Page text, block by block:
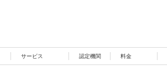
サービス 認定機関 料金